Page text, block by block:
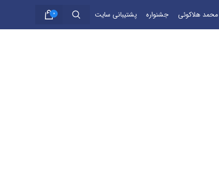
محمد هلاکوئی جشنواره پشتیبانی سایت 0